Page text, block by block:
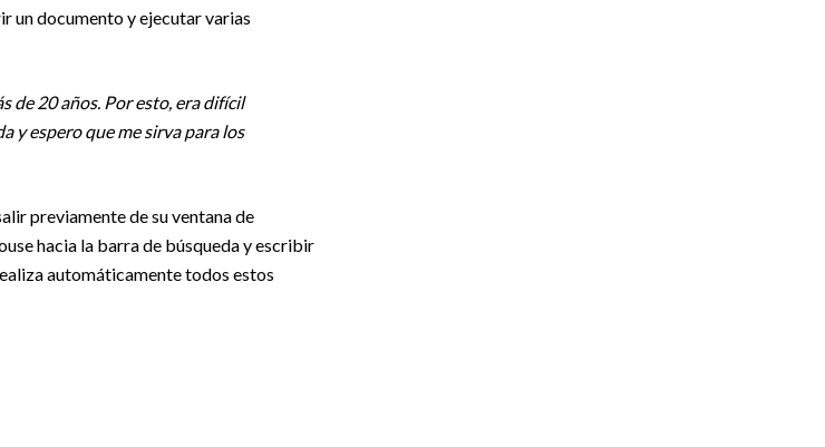
un documento y ejecutar varias
de 20 años. Por esto, era difícil
y espero que me sirva para los
previamente de su ventana de
hacia la barra de búsqueda y escribir
automáticamente todos estos